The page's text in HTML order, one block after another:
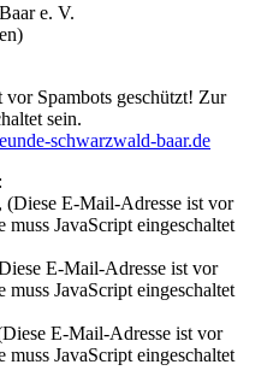
e. V.
Spambots geschützt! Zur
sein.
schwarzwald-baar.de
(Diese E-Mail-Adresse ist vor
JavaScript eingeschaltet
E-Mail-Adresse ist vor
JavaScript eingeschaltet
Diese E-Mail-Adresse ist vor
JavaScript eingeschaltet